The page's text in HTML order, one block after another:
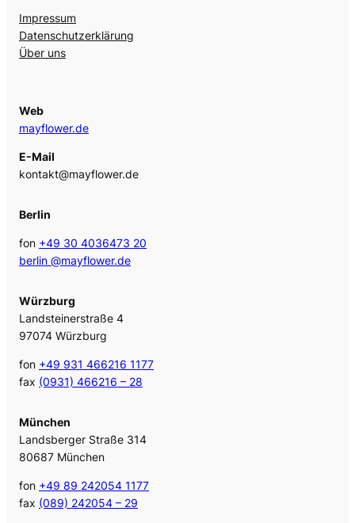
Impressum
Datenschutzerklärung
Über uns
Web
mayflower.de
E-Mail
kontakt@mayflower.de
Berlin
fon +49 30 4036473 20
berlin @mayflower.de
Würzburg
Landsteinerstraße 4
97074 Würzburg
fon +49 931 466216 1177
fax (0931) 466216 – 28
München
Landsberger Straße 314
80687 München
fon +49 89 242054 1177
fax (089) 242054 – 29